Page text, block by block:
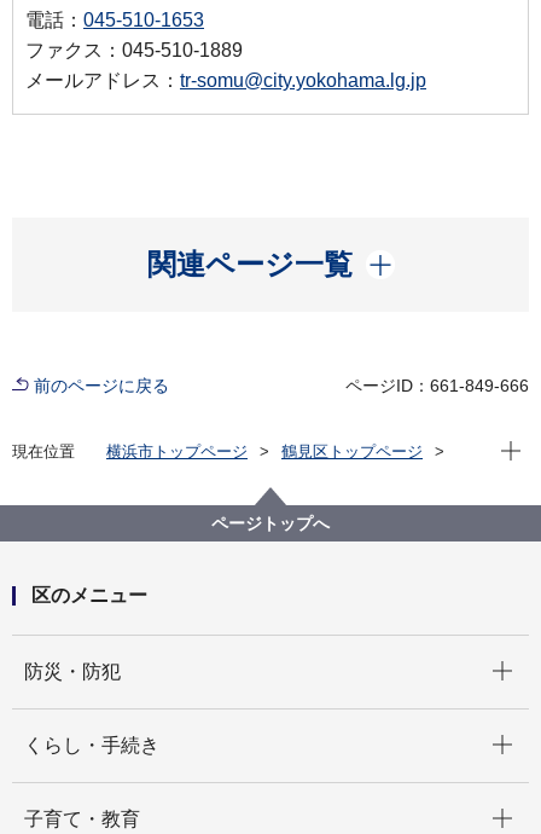
電話： 045-510-1653
ファクス：045-510-1889
メールアドレス： tr-somu@city.yokohama.lg.jp
関連ページ一覧
開く
前のページに戻る ページID：661-849-666
現在位置 横浜市トップページ
鶴見区トップページ
横浜市鶴見区第25投票区
現在
ページトップへ
区のメニュー
防災・防犯
くらし・手続き
子育て・教育